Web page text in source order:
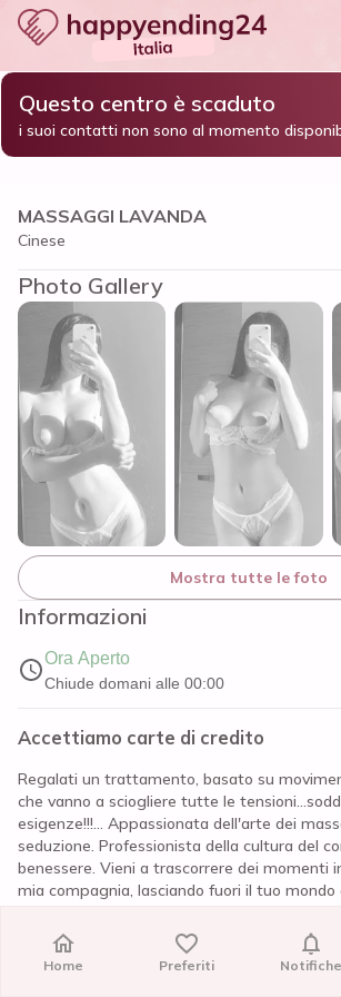
Home / Firenze e provincia / Firenze
Questo centro è scaduto
i suoi contatti non sono al momento
MASSAGGI LAVANDA
Cinese
Photo Gallery
Mostra tutte le foto
Informazioni
Ora Aperto
Chiude domani alle 00:00
Accettiamo carte di credito
Regalati un trattamento, basato su
che vanno a sciogliere tutte le
esigenze!!!... Appassionata dell'arte dei
seduzione. Professionista della cultura del
benessere. Vieni a trascorrere dei momenti
mia compagnia, lasciando fuori il tuo mondo
meraviglioso TANTRA... Che ama vivere
che tolgono il respiro, regalando risate che
Home Preferiti Notifiche
Home Preferiti Notifiche